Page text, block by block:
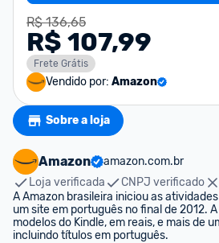
R$ 136,65
R$ 107,99
Frete Grátis
Vendido por: Amazon
Sobre a loja
Amazon
amazon.com.br
Loja verificada
CNPJ verificado
A Amazon brasileira iniciou as
um site em português no final de 2012.
modelos do Kindle, em reais, e mais de
incluindo títulos em português.